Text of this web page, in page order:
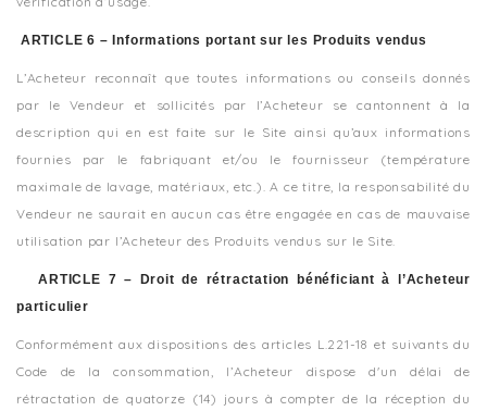
ARTICLE 6 – Informations portant sur les Produits vendus
L’Acheteur reconnaît que toutes informations ou conseils donnés
par le Vendeur et sollicités par l’Acheteur se cantonnent à la
description qui en est faite sur le Site ainsi qu’aux informations
fournies par le fabriquant et/ou le fournisseur (température
maximale de lavage, matériaux, etc.). A ce titre, la responsabilité du
Vendeur ne saurait en aucun cas être engagée en cas de mauvaise
utilisation par l’Acheteur des Produits vendus sur le Site.
ARTICLE 7 – Droit de rétractation bénéficiant à l’Acheteur
particulier
Conformément aux dispositions des articles L.221-18 et suivants du
Code de la consommation, l’Acheteur dispose d'un délai de
rétractation de quatorze (14) jours à compter de la réception du